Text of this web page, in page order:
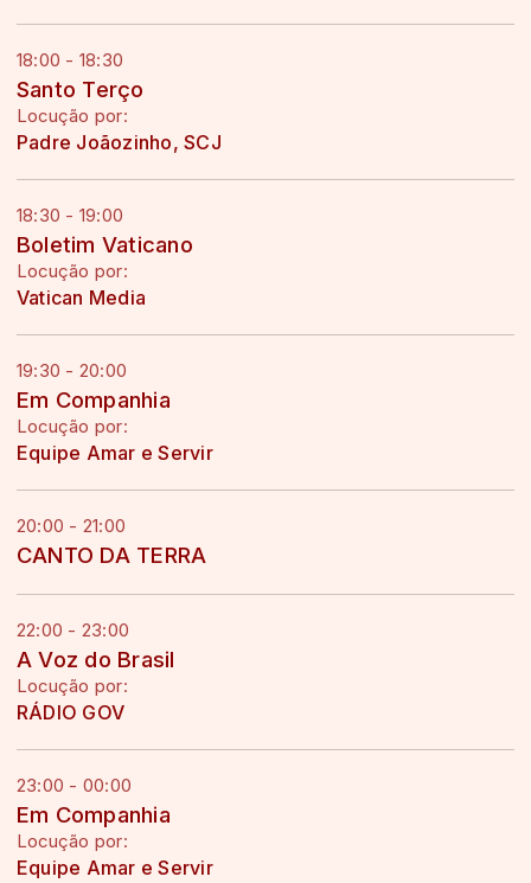
18:00 - 18:30
Santo Terço
Locução por:
Padre Joãozinho, SCJ
18:30 - 19:00
Boletim Vaticano
Locução por:
Vatican Media
19:30 - 20:00
Em Companhia
Locução por:
Equipe Amar e Servir
20:00 - 21:00
CANTO DA TERRA
22:00 - 23:00
A Voz do Brasil
Locução por:
RÁDIO GOV
23:00 - 00:00
Em Companhia
Locução por:
Equipe Amar e Servir